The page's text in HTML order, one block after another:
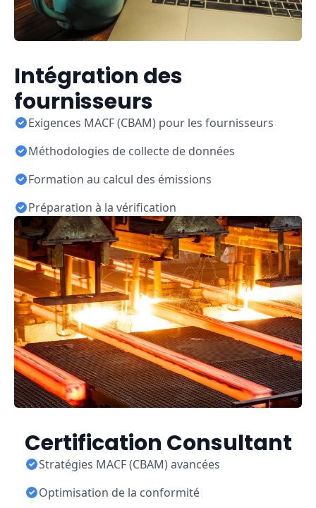
Intégration des
fournisseurs
Exigences MACF (CBAM) pour les fournisseurs
Méthodologies de collecte de données
Formation au calcul des émissions
Préparation à la vérification
Certification Consultant
Stratégies MACF (CBAM) avancées
Optimisation de la conformité